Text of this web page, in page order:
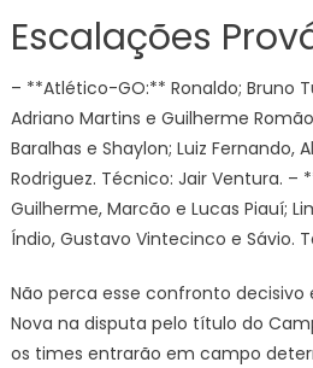
Escalações
– **Atlético-GO:** Ronaldo; Bruno
Adriano Martins e Guilherme
Baralhas e Shaylon; Luiz Fernando,
Rodriguez. Técnico: Jair Ventura. –
Guilherme, Marcão e Lucas Piauí;
Índio, Gustavo Vintecinco e Sávio.
Não perca esse confronto decisivo
Nova na disputa pelo título do
os times entrarão em campo